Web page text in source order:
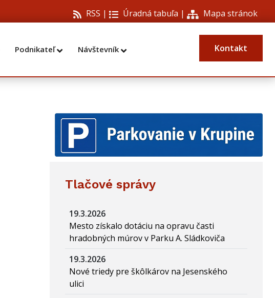
RSS | Úradná tabuľa | Mapa stránok
Podnikateľ Návštevník Kontakt
Tlačové správy
19.3.2026
Mesto získalo dotáciu na opravu časti
hradobných múrov v Parku A. Sládkoviča
19.3.2026
Nové triedy pre škôlkárov na Jesenského
ulici